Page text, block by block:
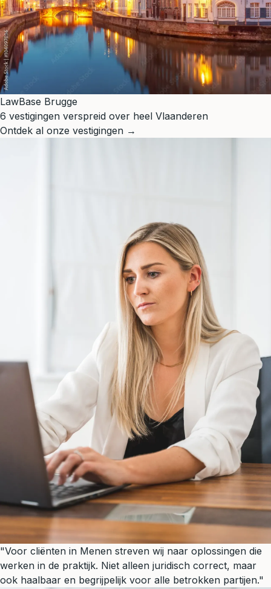
LawBase Brugge
6 vestigingen verspreid over heel Vlaanderen
Ontdek al onze vestigingen →
"Voor cliënten in Menen streven wij naar oplossingen die
werken in de praktijk. Niet alleen juridisch correct, maar
ook haalbaar en begrijpelijk voor alle betrokken partijen."